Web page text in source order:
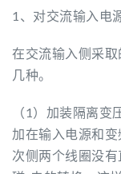
1、对交流输入电
在交流输入侧采
几种。
（1）加装隔离
加在输入电源和
次侧两个线圈没